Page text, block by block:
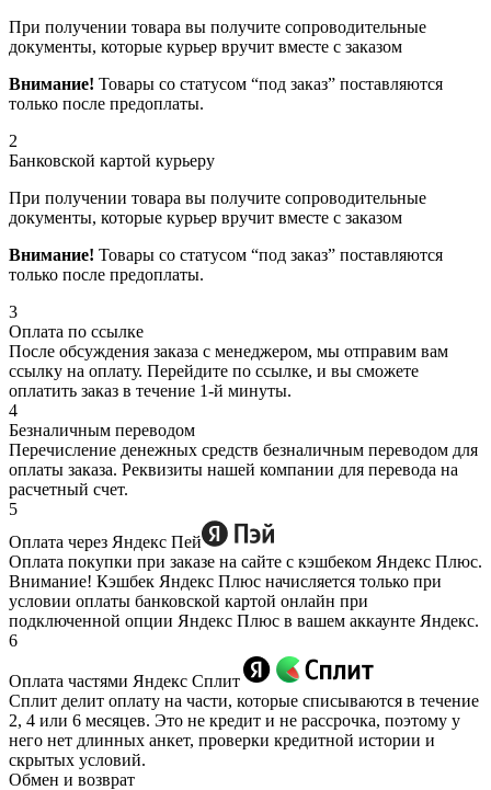
При получении товара вы получите сопроводительные
документы, которые курьер вручит вместе с заказом
Внимание! Товары со статусом “под заказ” поставляются
только после предоплаты.
2
Банковской картой курьеру
При получении товара вы получите сопроводительные
документы, которые курьер вручит вместе с заказом
Внимание! Товары со статусом “под заказ” поставляются
только после предоплаты.
3
Оплата по ссылке
После обсуждения заказа с менеджером, мы отправим вам
ссылку на оплату. Перейдите по ссылке, и вы сможете
оплатить заказ в течение 1-й минуты.
4
Безналичным переводом
Перечисление денежных средств безналичным переводом для
оплаты заказа. Реквизиты нашей компании для перевода на
расчетный счет.
5
Оплата через Яндекс Пей
Оплата покупки при заказе на сайте с кэшбеком Яндекс Плюс.
Внимание! Кэшбек Яндекс Плюс начисляется только при
условии оплаты банковской картой онлайн при
подключенной опции Яндекс Плюс в вашем аккаунте Яндекс.
6
Оплата частями Яндекс Сплит
Сплит делит оплату на части, которые списываются в течение
2, 4 или 6 месяцев. Это не кредит и не рассрочка, поэтому у
него нет длинных анкет, проверки кредитной истории и
скрытых условий.
Обмен и возврат